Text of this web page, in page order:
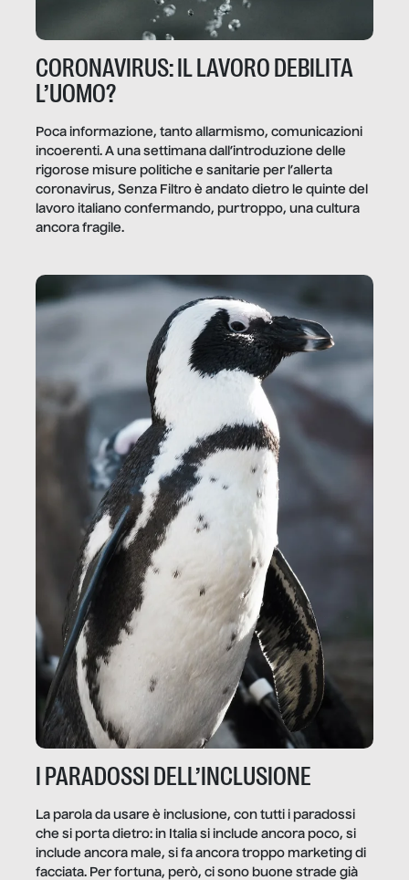
CORONAVIRUS: IL LAVORO DEBILITA
L’UOMO?
Poca informazione, tanto allarmismo, comunicazioni
incoerenti. A una settimana dall’introduzione delle
rigorose misure politiche e sanitarie per l’allerta
coronavirus, Senza Filtro è andato dietro le quinte del
lavoro italiano confermando, purtroppo, una cultura
ancora fragile.
I PARADOSSI DELL’INCLUSIONE
La parola da usare è inclusione, con tutti i paradossi
che si porta dietro: in Italia si include ancora poco, si
include ancora male, si fa ancora troppo marketing di
facciata. Per fortuna, però, ci sono buone strade già